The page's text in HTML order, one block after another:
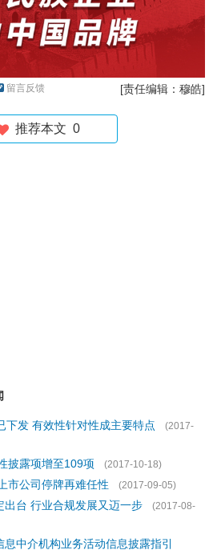
留言反馈 [责任编辑：穆皓]
推荐本文 0
下发 有效性针对性成主要特点
(2017-
披露项增至109项
(2017-10-18)
市公司停牌再难任性
(2017-09-05)
出台 行业合规发展又迈一步
(2017-08-
中介机构业务活动信息披露指引